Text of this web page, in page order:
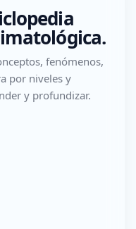
fenómenos,
por niveles y
y profundizar.